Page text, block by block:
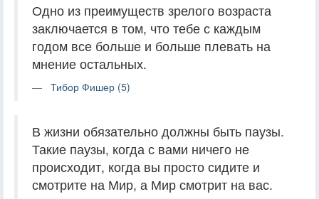
Одно из преимуществ зрелого возраста
заключается в том, что тебе с каждым
годом все больше и больше плевать на
мнение остальных.
Тибор Фишер (5)
В жизни обязательно должны быть паузы.
Такие паузы, когда с вами ничего не
происходит, когда вы просто сидите и
смотрите на Мир, а Мир смотрит на вас.